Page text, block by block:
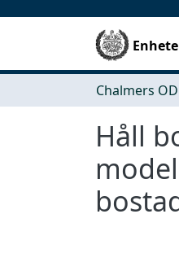
Chalmers
Håll